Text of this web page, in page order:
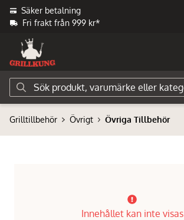
Säker betalning
Fri frakt från 999 kr*
Grilltillbehör Övrigt Övriga Tillbehör
Innehållet kan inte visas